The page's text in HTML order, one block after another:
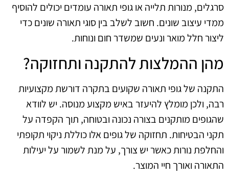
סרגלים, מנורות תלייה או גופי תאורה עומדים יכולים להוסיף
ממדי עיצוב שונים. חשוב לשלב בין סוגי תאורה שונים כדי
ליצור חלל מואר ונעים שמשדר חום ונוחות.
מהן ההמלצות להתקנה ותחזוקה?
התקנה של גופי תאורה שקועים בתקרה דורשת מקצועיות
רבה, ולכן מומלץ להיעזר באיש מקצוע מנוסה. יש לוודא
שהגופים מותקנים בצורה נכונה ובטוחה, תוך הקפדה על
תקני הבטיחות. תחזוקה של גופים אלו כוללת ניקוי תקופתי
והחלפת נורות כאשר יש צורך, על מנת לשמור על יעילות
התאורה ואורך חיי המוצר.